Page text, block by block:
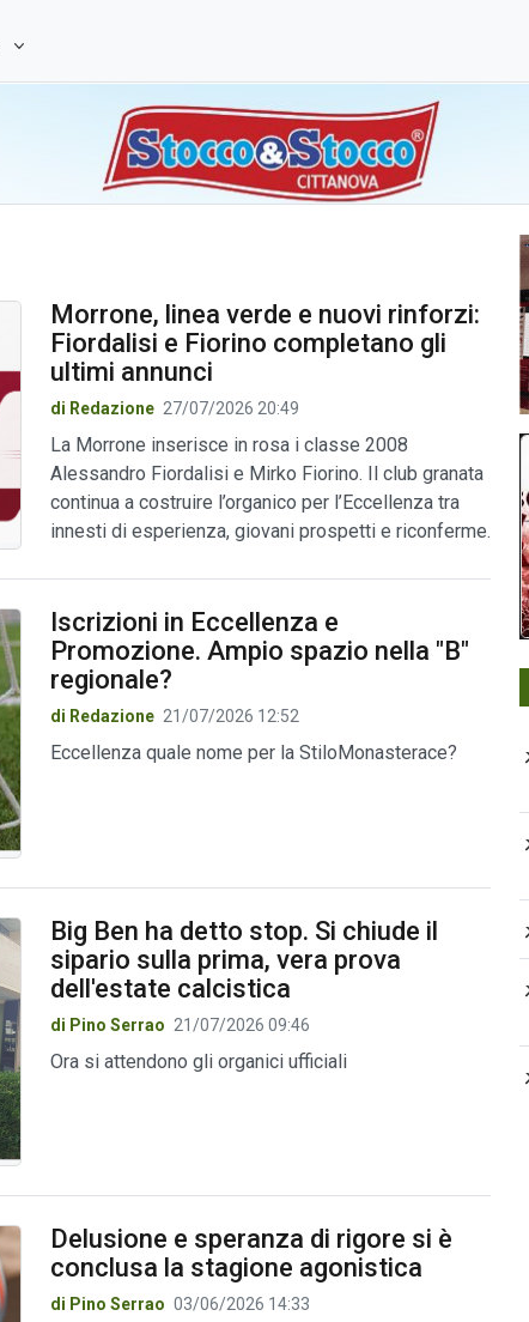
Morrone, linea verde e nuovi rinforzi:
Fiordalisi e Fiorino completano gli
ultimi annunci
di Redazione 27/07/2026 20:49
La Morrone inserisce in rosa i classe 2008
Alessandro Fiordalisi e Mirko Fiorino. Il club granata
continua a costruire l’organico per l’Eccellenza tra
innesti di esperienza, giovani prospetti e riconferme.
Iscrizioni in Eccellenza e
Promozione. Ampio spazio nella "B"
regionale?
di Redazione 21/07/2026 12:52
Eccellenza quale nome per la StiloMonasterace?
Big Ben ha detto stop. Si chiude il
sipario sulla prima, vera prova
dell'estate calcistica
di Pino Serrao 21/07/2026 09:46
Ora si attendono gli organici ufficiali
Delusione e speranza di rigore si è
conclusa la stagione agonistica
di Pino Serrao 03/06/2026 14:33